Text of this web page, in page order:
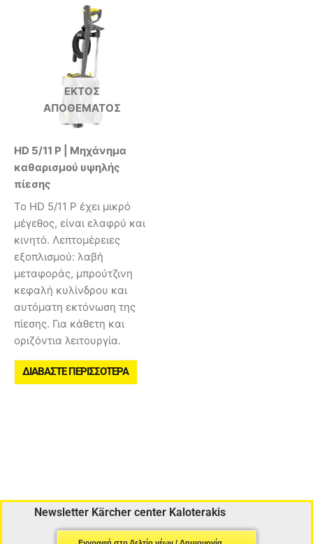
ΕΚΤΌΣ
ΑΠΟΘΈΜΑΤΟΣ
HD 5/11 P | Μηχάνημα
καθαρισμού υψηλής
πίεσης
Το HD 5/11 P έχει μικρό
μέγεθος, είναι ελαφρύ και
κινητό. Λεπτομέρειες
εξοπλισμού: λαβή
μεταφοράς, μπρούτζινη
κεφαλή κυλίνδρου και
αυτόματη εκτόνωση της
πίεσης. Για κάθετη και
οριζόντια λειτουργία.
ΔΙΑΒΆΣΤΕ ΠΕΡΙΣΣΌΤΕΡΑ
Newsletter Kärcher center Kaloterakis